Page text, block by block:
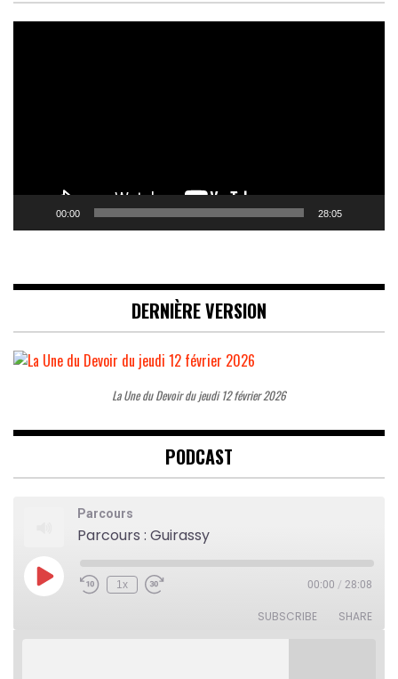
00:00 28:05
DERNIÈRE VERSION
La Une du Devoir du jeudi 12 février 2026
PODCAST
Parcours
Parcours : Guirassy
Play
Episode
Rewind
1x
Fast
00:00 / 28:08
SUBSCRIBE SHARE